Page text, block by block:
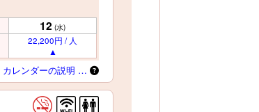
12 (水)
22,200円 / 人
カレンダーの説明 …